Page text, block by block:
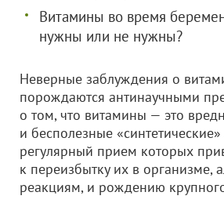
Витамины во время
нужны или не нужны?
Неверные заблуждения о
порождаются антинаучными
о том, что витамины — это
и бесполезные «синтетические»
регулярный прием которых
к переизбытку их в организме,
реакциям, и рождению